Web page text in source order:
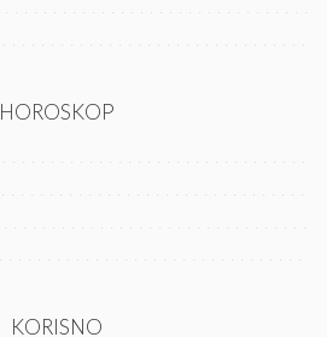
HOROSKOP
KORISNO